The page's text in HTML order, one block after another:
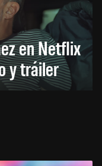
en Netflix
y tráiler